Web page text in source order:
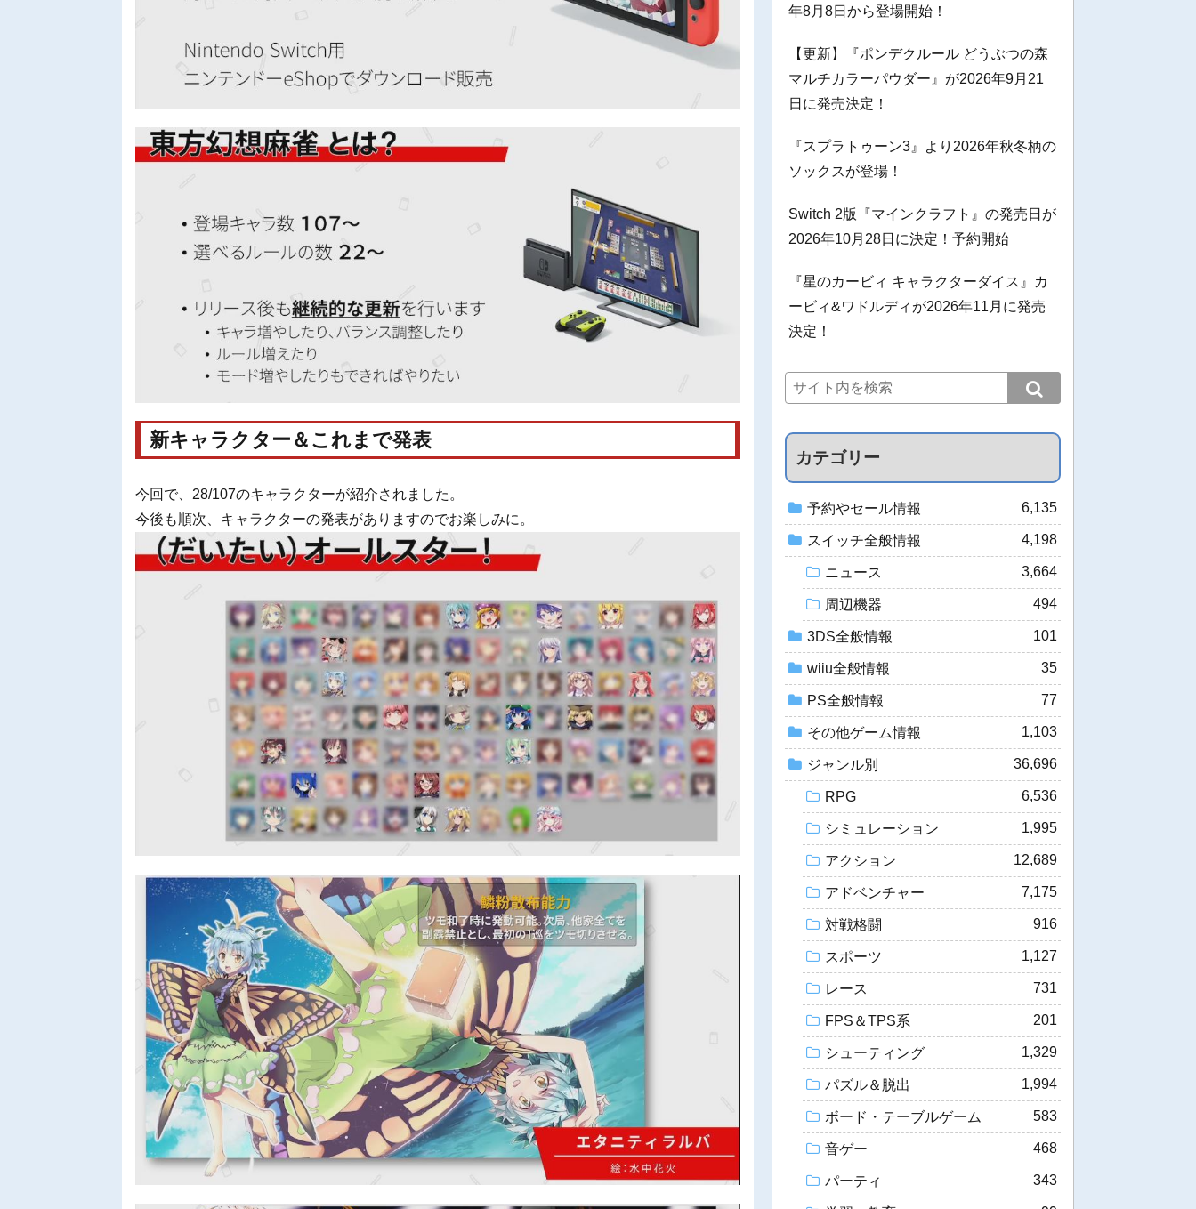
新キャラクター＆これまで発表
今回で、28/107のキャラクターが紹介されました。
今後も順次、キャラクターの発表がありますのでお楽しみに。
年8月8日から登場開始！
【更新】『ポンデクルール どうぶつの森
マルチカラーパウダー』が2026年9月21
日に発売決定！
『スプラトゥーン3』より2026年秋冬柄の
ソックスが登場！
Switch 2版『マインクラフト』の発売日が
2026年10月28日に決定！予約開始
『星のカービィ キャラクターダイス』カ
ービィ&ワドルディが2026年11月に発売
決定！
カテゴリー
予約やセール情報 6,135
スイッチ全般情報 4,198
ニュース 3,664
周辺機器 494
3DS全般情報 101
wiiu全般情報 35
PS全般情報 77
その他ゲーム情報 1,103
ジャンル別 36,696
RPG 6,536
シミュレーション 1,995
アクション 12,689
アドベンチャー 7,175
対戦格闘 916
スポーツ 1,127
レース 731
FPS＆TPS系 201
シューティング 1,329
パズル＆脱出 1,994
ボード・テーブルゲーム 583
音ゲー 468
パーティ 343